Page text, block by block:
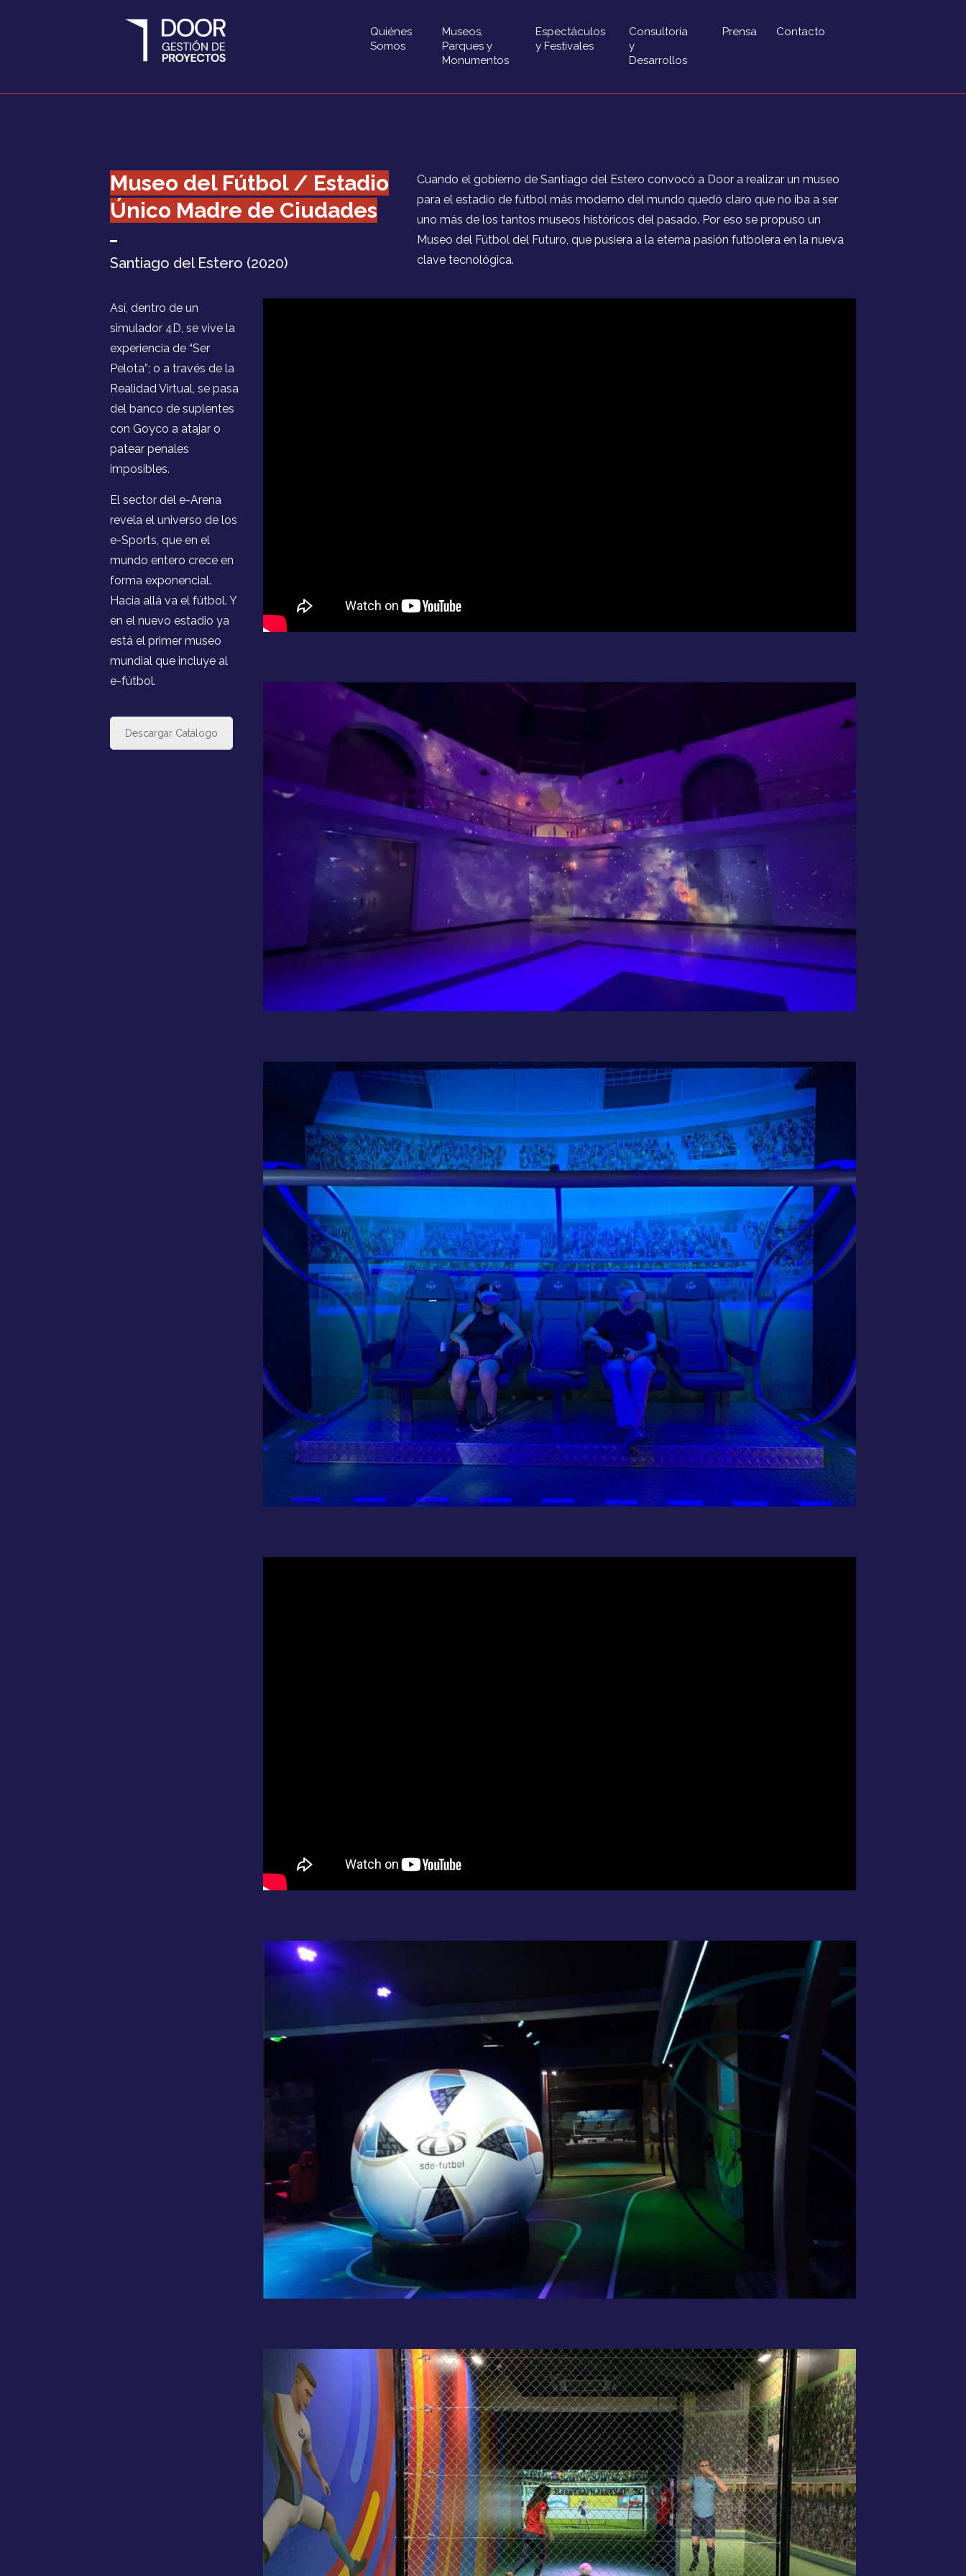
Quiénes
Somos
Museos,
Parques y
Monumentos
Espectáculos
y Festivales
Consultoría
y
Desarrollos
Prensa Contacto
Museo del Fútbol / Estadio
Único Madre de Ciudades
Santiago del Estero (2020)
Cuando el gobierno de Santiago del Estero convocó a Door a realizar un museo
para el estadio de fútbol más moderno del mundo quedó claro que no iba a ser
uno más de los tantos museos históricos del pasado. Por eso se propuso un
Museo del Fútbol del Futuro, que pusiera a la eterna pasión futbolera en la nueva
clave tecnológica.
Así, dentro de un
simulador 4D, se vive la
experiencia de “Ser
Pelota”; o a través de la
Realidad Virtual, se pasa
del banco de suplentes
con Goyco a atajar o
patear penales
imposibles.
El sector del e-Arena
revela el universo de los
e-Sports, que en el
mundo entero crece en
forma exponencial.
Hacia allá va el fútbol. Y
en el nuevo estadio ya
está el primer museo
mundial que incluye al
e-fútbol.
Descargar Catálogo